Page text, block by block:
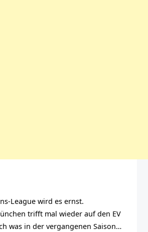
League wird es ernst.
trifft mal wieder auf den EV
was in der vergangenen Saison…